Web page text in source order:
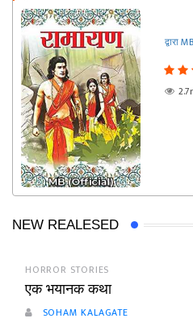
द्वारा
NEW REALESED
HORROR STORIES
एक भयानक कथा
SOHAM KALAGATE